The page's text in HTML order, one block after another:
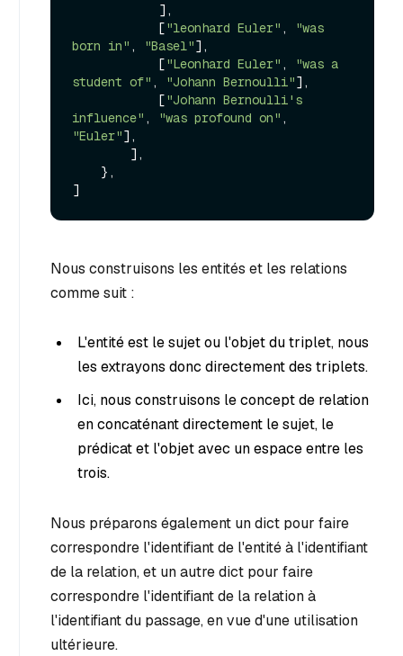
            [
"leonhard Euler" ,
"was
born in" , "Basel"],
            [
"Leonhard Euler" ,
"was a
student of" , "Johann Bernoulli"],
            [
"Johann Bernoulli's
influence" , "was profound on"
"Euler"],
Nous construisons les entités et les relations
comme suit :
L'entité est le sujet ou l'objet du triplet, nous
les extrayons donc directement des triplets.
Ici, nous construisons le concept de relation
en concaténant directement le sujet, le
prédicat et l'objet avec un espace entre les
trois.
Nous préparons également un dict pour faire
correspondre l'identifiant de l'entité à l'identifiant
de la relation, et un autre dict pour faire
correspondre l'identifiant de la relation à
l'identifiant du passage, en vue d'une utilisation
ultérieure.